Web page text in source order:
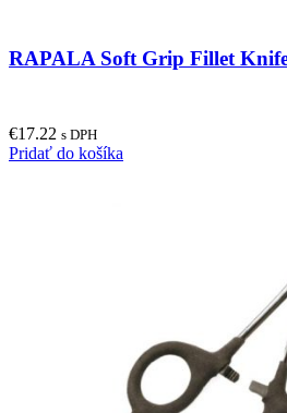
RAPALA Soft Grip Fillet
€17.22 s DPH
Pridať do košíka